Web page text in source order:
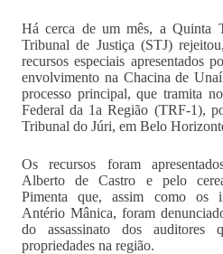
Há cerca de um mês, a Quinta
Tribunal de Justiça (STJ)
recursos especiais apresentados
envolvimento na Chacina de
processo principal, que tramita
Federal da 1a Região (TRF-1),
Tribunal do Júri, em Belo
Os recursos foram
Alberto de Castro e pelo
Pimenta que, assim como os
Antério Mânica, foram
do assassinato dos auditores
propriedades na região.